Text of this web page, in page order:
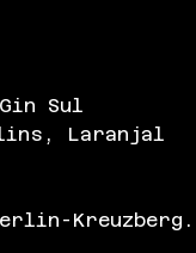
Sul
Laranjal
Kreuzberg.